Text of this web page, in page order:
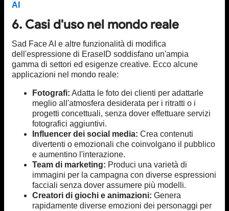
AI
6. Casi d'uso nel mondo reale
Sad Face AI e altre funzionalità di modifica
dell'espressione di EraseID soddisfano un'ampia
gamma di settori ed esigenze creative. Ecco alcune
applicazioni nel mondo reale:
Fotografi: Adatta le foto dei clienti per adattarle
meglio all'atmosfera desiderata per i ritratti o i
progetti concettuali, senza dover effettuare servizi
fotografici aggiuntivi.
Influencer dei social media: Crea contenuti
divertenti o emozionali che coinvolgano il pubblico
e aumentino l'interazione.
Team di marketing: Produci una varietà di
immagini per la campagna con diverse espressioni
facciali senza dover assumere più modelli.
Creatori di giochi e animazioni: Genera
rapidamente diverse emozioni dei personaggi per